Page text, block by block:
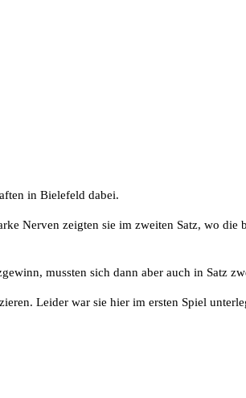
in Bielefeld dabei.
Nerven zeigten sie im zweiten Satz, wo
mussten sich dann aber auch in Satz
Leider war sie hier im ersten Spiel